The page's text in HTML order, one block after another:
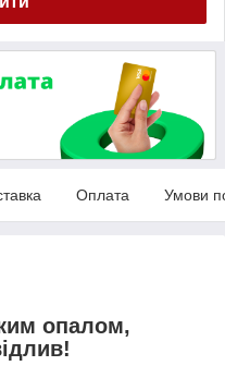
Оплата Умови
опалом,